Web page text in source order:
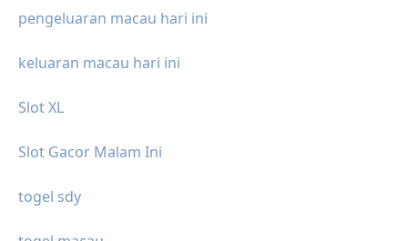
pengeluaran macau hari ini
keluaran macau hari ini
Slot XL
Slot Gacor Malam Ini
togel sdy